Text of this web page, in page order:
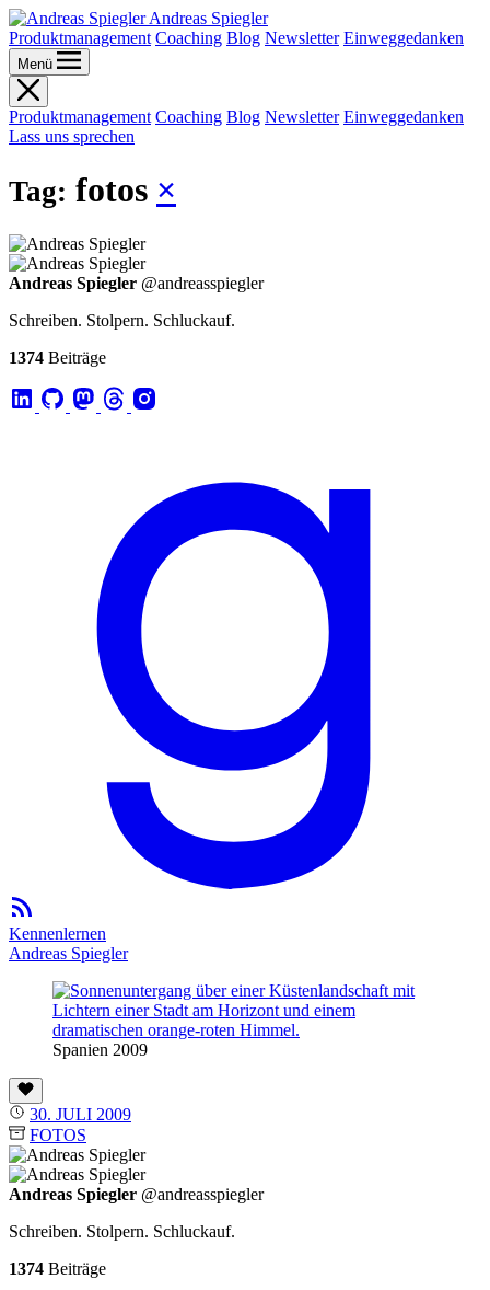
Andreas Spiegler
Produktmanagement Coaching Blog Newsletter Einweggedanken
Menü
Produktmanagement Coaching Blog Newsletter Einweggedanken
Lass uns sprechen
Tag: fotos ×
Andreas Spiegler @andreasspiegler
Schreiben. Stolpern. Schluckauf.
1374 Beiträge
Kennenlernen
Andreas Spiegler
Spanien 2009
30. JULI 2009
FOTOS
Andreas Spiegler @andreasspiegler
Schreiben. Stolpern. Schluckauf.
1374 Beiträge